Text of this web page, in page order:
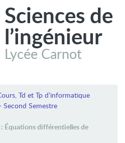
Sciences de
l’ingénieur
Lycée Carnot
Td et Tp d’informatique
Second Semestre
Équations différentielles de